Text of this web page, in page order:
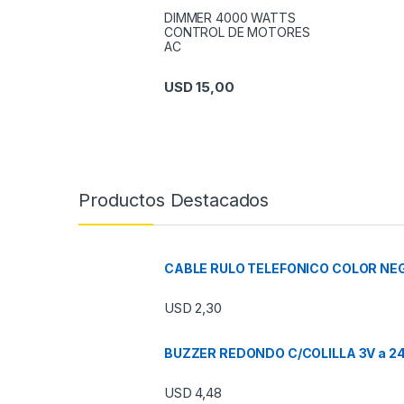
DIMMER 4000 WATTS
CONTROL DE MOTORES
AC
USD15,00
Productos Destacados
CABLE RULO TELEFONICO COLOR
USD 2,30
BUZZER REDONDO C/COLILLA 3V a
USD 4,48